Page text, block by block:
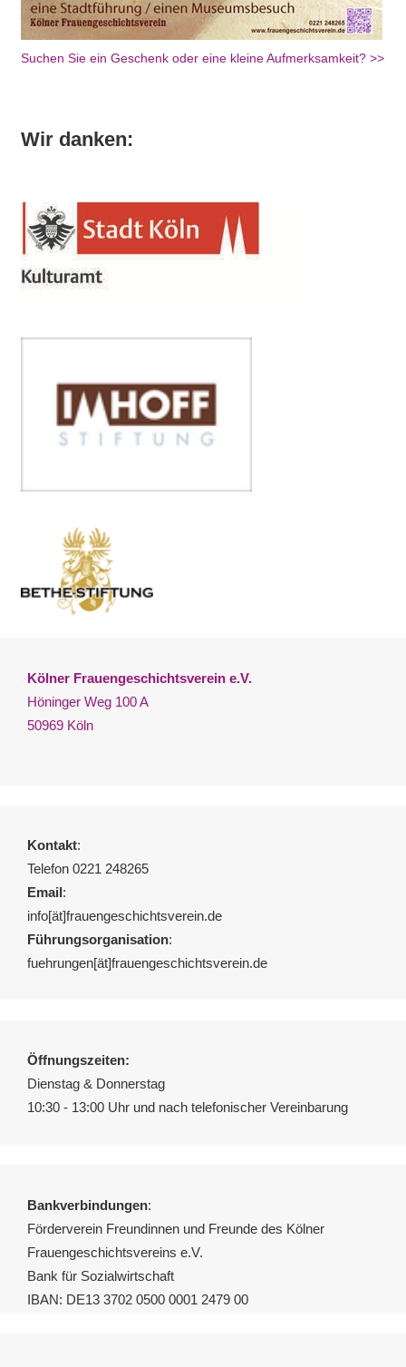
Suchen Sie ein Geschenk oder eine kleine Aufmerksamkeit? >>
Wir danken:
Kölner Frauengeschichtsverein e.V.
Höninger Weg 100 A
50969 Köln
Kontakt:
Telefon 0221 248265
Email:
info[ät]frauengeschichtsverein.de
Führungsorganisation:
fuehrungen[ät]frauengeschichtsverein.de
Öffnungszeiten:
Dienstag & Donnerstag
10:30 - 13:00 Uhr und nach telefonischer Vereinbarung
Bankverbindungen:
Förderverein Freundinnen und Freunde des Kölner
Frauengeschichtsvereins e.V.
Bank für Sozialwirtschaft
IBAN: DE13 3702 0500 0001 2479 00